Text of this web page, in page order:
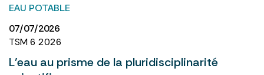
EAU POTABLE
07/07/2026
TSM 6 2026
L’eau au prisme de la pluridisciplinarité